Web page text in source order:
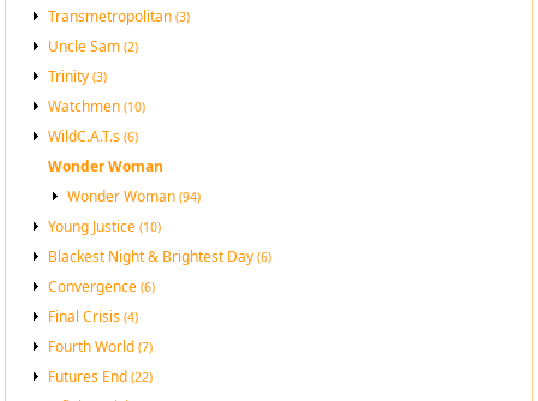
Transmetropolitan(3)
Uncle Sam(2)
Trinity(3)
Watchmen(10)
WildC.A.T.s(6)
Wonder Woman
Wonder Woman(94)
Young Justice(10)
Blackest Night & Brightest Day(6)
Convergence(6)
Final Crisis(4)
Fourth World(7)
Futures End(22)